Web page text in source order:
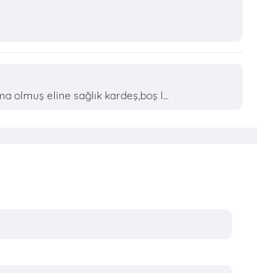
olmuş eline sağlık kardeş,boş l...